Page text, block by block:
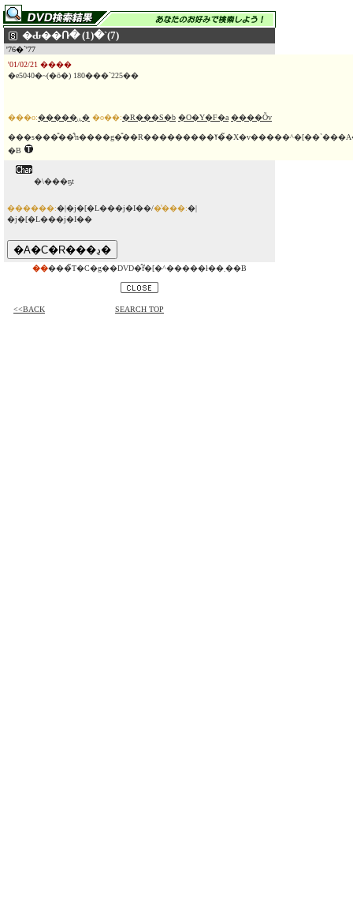
�Ԃ��Ռ� (1)�`(7)
'76�`'77
'01/02/21 ����
�e5040�~(�ō�) 180���`225��
���o: �����ۑ� �o��:�R���S�b �O�Y�F�a ����Õv
���s���̎��̂ŉ����g�̎��R���������ߌ��̃X�v�����^�[��`���A�����������l�������h���}
�B
�\���ҕt
������:�|�j�[�L���j�I��/�̔���:�|
�j�[�L���j�I��
�� ���̃T�C�g��DVD�̂݃f�[�^�����ł��܂��B
<<BACK SEARCH TOP